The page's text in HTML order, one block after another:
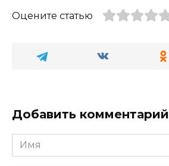
Оцените статью
Добавить комментарий
Имя
*